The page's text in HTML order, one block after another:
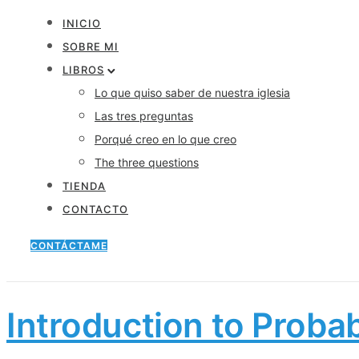
INICIO
SOBRE MI
LIBROS
Lo que quiso saber de nuestra iglesia
Las tres preguntas
Porqué creo en lo que creo
The three questions
TIENDA
CONTACTO
CONTÁCTAME
Introduction to